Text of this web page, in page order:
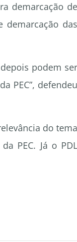
demarcação de
demarcação das
podem ser
PEC”, defendeu
do tema
PEC. Já o PDL